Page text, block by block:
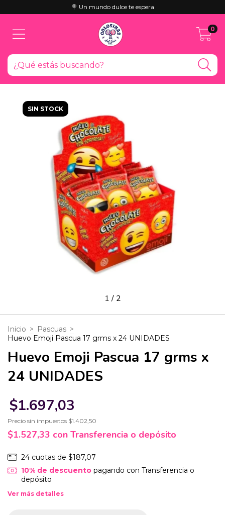
🍭 Un mundo dulce te espera
0
SIN STOCK
1/ 2
Inicio > Pascuas >
Huevo Emoji Pascua 17 grms x 24 UNIDADES
Huevo Emoji Pascua 17 grms x
24 UNIDADES
$1.697,03
Precio sin impuestos $1.402,50
$1.527,33 con Transferencia o depósito
24 cuotas de $187,07
10% de descuentopagando con Transferencia o
depósito
Ver más detalles